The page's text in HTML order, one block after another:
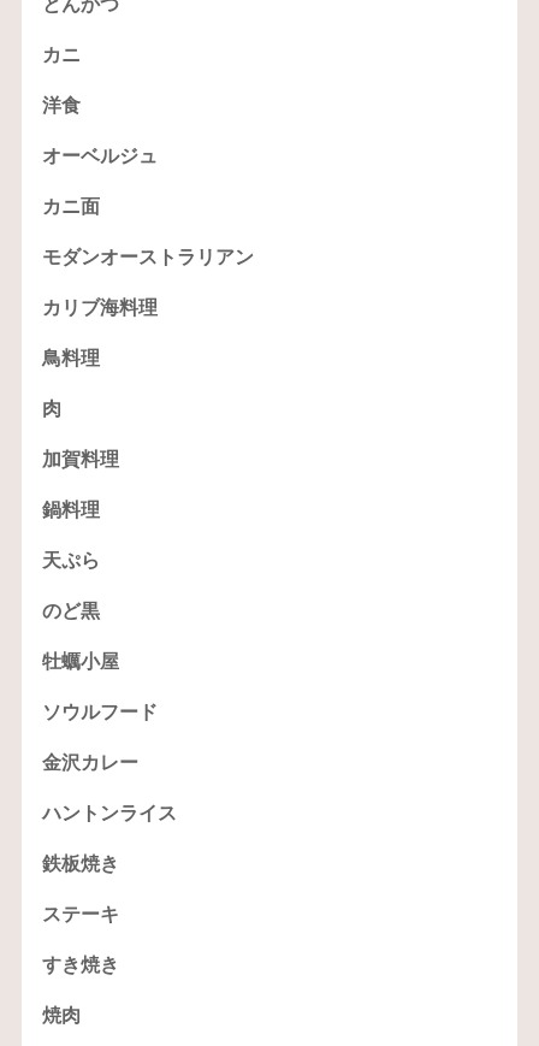
とんかつ
カニ
洋食
オーベルジュ
カニ面
モダンオーストラリアン
カリブ海料理
鳥料理
肉
加賀料理
鍋料理
天ぷら
のど黒
牡蠣小屋
ソウルフード
金沢カレー
ハントンライス
鉄板焼き
ステーキ
すき焼き
焼肉